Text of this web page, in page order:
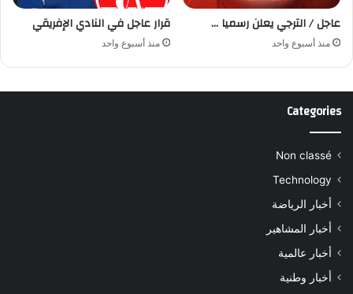
عاجل / الترجي يعلن رسميا …
منذ أسبوع واحد
قرار عاجل في النادي الإفريقي
منذ أسبوع واحد
Categories
Non classé
Technology
أخبار الرياضة
أخبار المشاهير
أخبار عالمية
أخبار وطنية